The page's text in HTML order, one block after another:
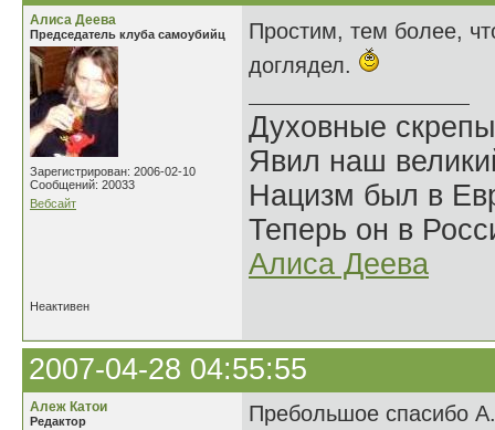
Алиса Деева
Председатель клуба самоубийц
Зарегистрирован: 2006-02-10
Сообщений: 20033
Вебсайт
Простим, тем более,
доглядел.
Духовные
Явил наш
Нацизм был в
Теперь он в
Алиса Деева
Неактивен
2007-04-28 04:55:55
Алеж Катои
Редактор
Пребольшое спасибо